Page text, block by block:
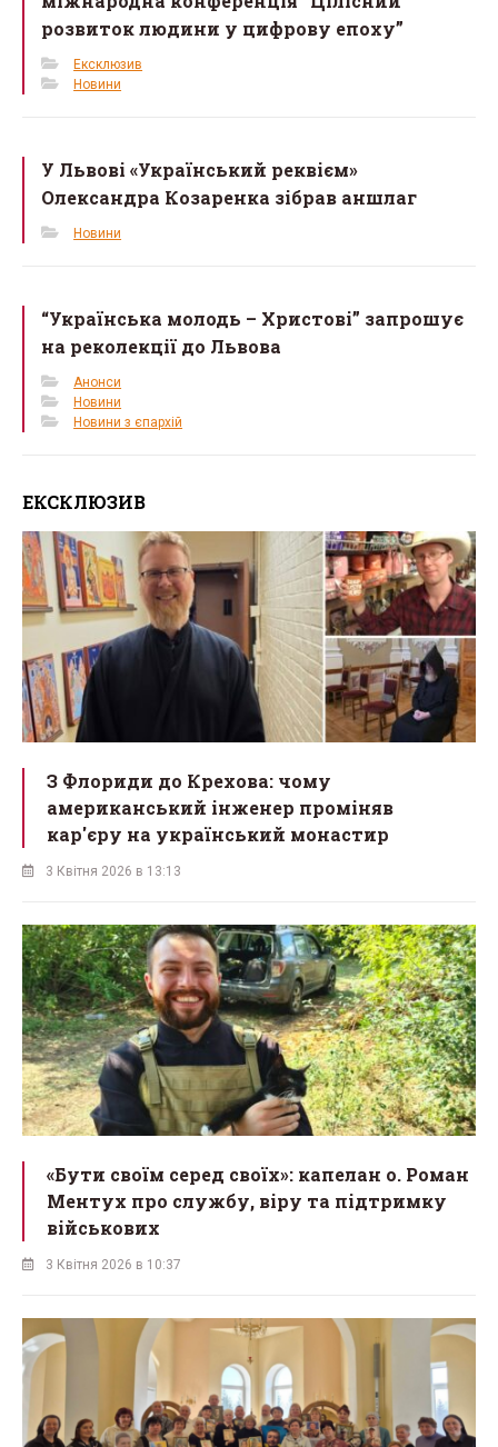
розвиток людини у цифрову епоху”
Ексклюзив
Новини
У Львові «Український реквієм»
Олександра Козаренка зібрав аншлаг
Новини
“Українська молодь – Христові” запрошує
на реколекції до Львова
Анонси
Новини
Новини з єпархій
ЕКСКЛЮЗИВ
З Флориди до Крехова: чому
американський інженер проміняв
кар'єру на український монастир
3 Квітня 2026 в 13:13
«Бути своїм серед своїх»: капелан о. Роман
Ментух про службу, віру та підтримку
військових
3 Квітня 2026 в 10:37